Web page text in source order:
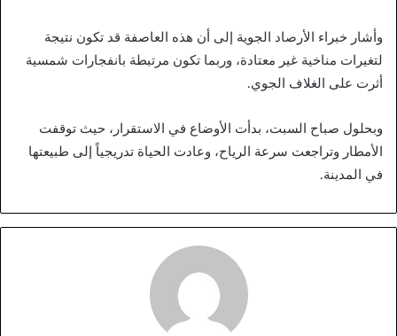
وأشار خبراء الأرصاد الجوية إلى أن هذه العاصفة قد تكون نتيجة
لتغيرات مناخية غير معتادة، وربما تكون مرتبطة بانفجارات شمسية
أثرت على الغلاف الجوي.
وبحلول صباح السبت، بدأت الأوضاع في الاستقرار، حيث توقفت
الأمطار وتراجعت سرعة الرياح، وعادت الحياة تدريجياً إلى طبيعتها
في المدينة.